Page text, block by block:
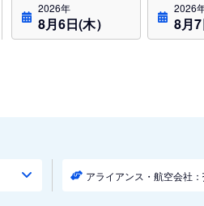
2026年
8月6日(木）
2026
8月
アライアンス・航空会社：